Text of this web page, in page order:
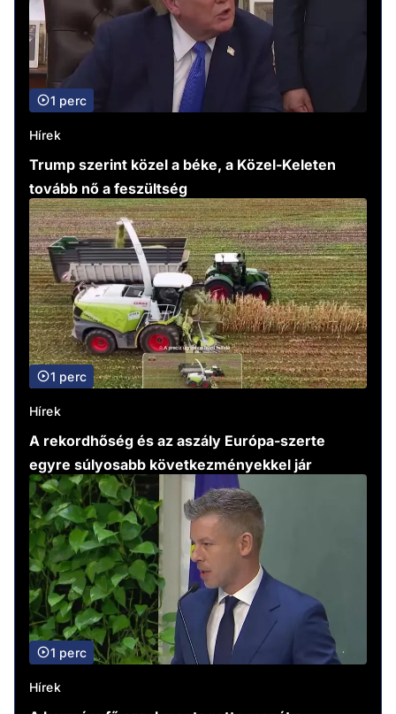
1 perc
Hírek
Trump szerint közel a béke, a Közel-Keleten
tovább nő a feszültség
1 perc
Hírek
A rekordhőség és az aszály Európa-szerte
egyre súlyosabb következményekkel jár
1 perc
Hírek